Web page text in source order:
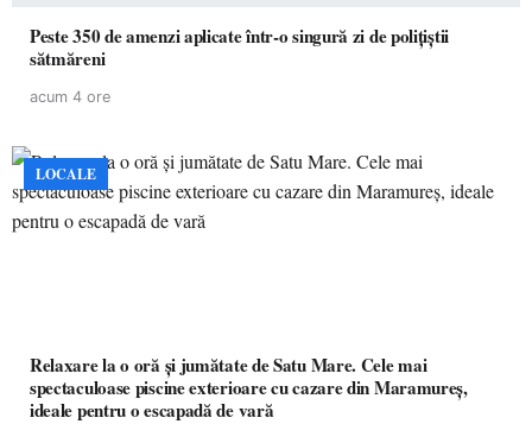
Peste 350 de amenzi aplicate într-o singură zi de polițiștii
sătmăreni
acum 4 ore
LOCALE
Relaxare la o oră și jumătate de Satu Mare. Cele mai
spectaculoase piscine exterioare cu cazare din Maramureș,
ideale pentru o escapadă de vară